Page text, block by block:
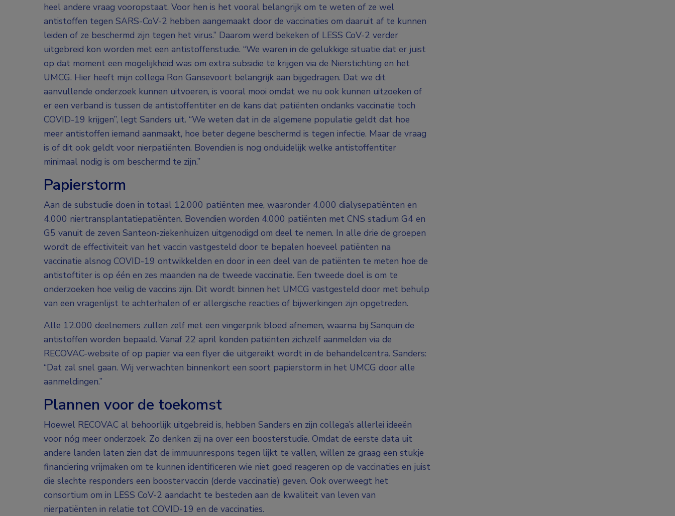
heel andere vraag vooropstaat. Voor hen is het vooral belangrijk om te weten of ze wel
antistoffen tegen SARS-CoV-2 hebben aangemaakt door de vaccinaties om daaruit af te kunnen
leiden of ze beschermd zijn tegen het virus.” Daarom werd bekeken of LESS CoV-2 verder
uitgebreid kon worden met een antistoffenstudie. “We waren in de gelukkige situatie dat er juist
op dat moment een mogelijkheid was om extra subsidie te krijgen via de Nierstichting en het
UMCG. Hier heeft mijn collega Ron Gansevoort belangrijk aan bijgedragen. Dat we dit
aanvullende onderzoek kunnen uitvoeren, is vooral mooi omdat we nu ook kunnen uitzoeken of
er een verband is tussen de antistoffentiter en de kans dat patiënten ondanks vaccinatie toch
COVID-19 krijgen”, legt Sanders uit. “We weten dat in de algemene populatie geldt dat hoe
meer antistoffen iemand aanmaakt, hoe beter degene beschermd is tegen infectie. Maar de vraag
is of dit ook geldt voor nierpatiënten. Bovendien is nog onduidelijk welke antistoffentiter
minimaal nodig is om beschermd te zijn.”
Papierstorm
Aan de substudie doen in totaal 12.000 patiënten mee, waaronder 4.000 dialysepatiënten en
4.000 niertransplantatiepatiënten. Bovendien worden 4.000 patiënten met CNS stadium G4 en
G5 vanuit de zeven Santeon-ziekenhuizen uitgenodigd om deel te nemen. In alle drie de groepen
wordt de effectiviteit van het vaccin vastgesteld door te bepalen hoeveel patiënten na
vaccinatie alsnog COVID-19 ontwikkelden en door in een deel van de patiënten te meten hoe de
antistoftiter is op één en zes maanden na de tweede vaccinatie. Een tweede doel is om te
onderzoeken hoe veilig de vaccins zijn. Dit wordt binnen het UMCG vastgesteld door met behulp
van een vragenlijst te achterhalen of er allergische reacties of bijwerkingen zijn opgetreden.
Alle 12.000 deelnemers zullen zelf met een vingerprik bloed afnemen, waarna bij Sanquin de
antistoffen worden bepaald. Vanaf 22 april konden patiënten zichzelf aanmelden via de
RECOVAC-website of op papier via een flyer die uitgereikt wordt in de behandelcentra. Sanders:
“Dat zal snel gaan. Wij verwachten binnenkort een soort papierstorm in het UMCG door alle
aanmeldingen.”
Plannen voor de toekomst
Hoewel RECOVAC al behoorlijk uitgebreid is, hebben Sanders en zijn collega’s allerlei ideeën
voor nóg meer onderzoek. Zo denken zij na over een boosterstudie. Omdat de eerste data uit
andere landen laten zien dat de immuunrespons tegen lijkt te vallen, willen ze graag een stukje
financiering vrijmaken om te kunnen identificeren wie niet goed reageren op de vaccinaties en juist
die slechte responders een boostervaccin (derde vaccinatie) geven. Ook overweegt het
consortium om in LESS CoV-2 aandacht te besteden aan de kwaliteit van leven van
nierpatiënten in relatie tot COVID-19 en de vaccinaties.